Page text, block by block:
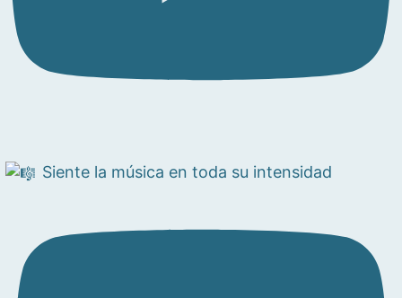
Siente la música en toda su intensidad